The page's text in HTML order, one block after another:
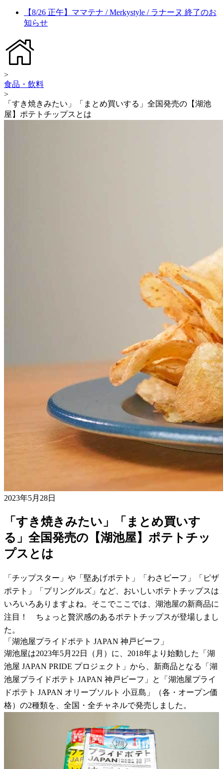
【8/26 正午】ママテナ / Merkystyle / ラナーヌ 終了のお
知らせ
>
食品・飲料
>
「すき焼きみたい」「まとめ買いする」全国発売の【湖池
屋】ポテトチップスとは
2023年5月28日
「すき焼きみたい」「まとめ買いす
る」全国発売の【湖池屋】ポテトチッ
プスとは
「チップスター」や「堅あげポテト」「わさビーフ」「ピザ
ポテト」「プリングルズ」など、おいしいポテトチップスは
いろいろありますよね。そこでここでは、湖池屋の新商品に
注目！ ちょっと贅沢感のあるポテトチップスが登場しまし
た。
「湖池屋プライドポテト JAPAN 神戸ビーフ」
湖池屋は2023年5月22日（月）に、2018年より始動した「湖
池屋 JAPAN PRIDE プロジェクト」から、新商品となる「湖
池屋プライドポテト JAPAN 神戸ビーフ」と「湖池屋プライ
ドポテト JAPAN オリーブソルト 小豆島」（各・オープン価
格）の2種類を、全国・全チャネルで発売しました。